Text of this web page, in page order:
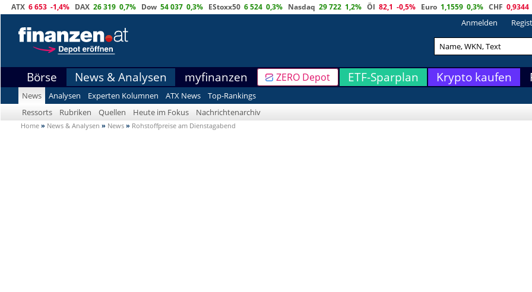
ATX 6 653 -1,4% DAX 26 319 0,7% Dow 54 037 0,3% EStoxx50 6 524 0,3% Nasdaq 29 722 1,2% Öl 82,1 -0,5% Euro 1,1559 0,3% CHF 0,9344
Anmelden
Börse News & Analysen myfinanzen ZERO Depot ETF-Sparplan Krypto kaufen
News Analysen Experten Kolumnen ATX News
Top-Rankings
Ressorts
Rubriken Quellen Heute im Fokus Nachrichtenarchiv
Home » News & Analysen » News » Rohstoffpreise am Dienstagabend